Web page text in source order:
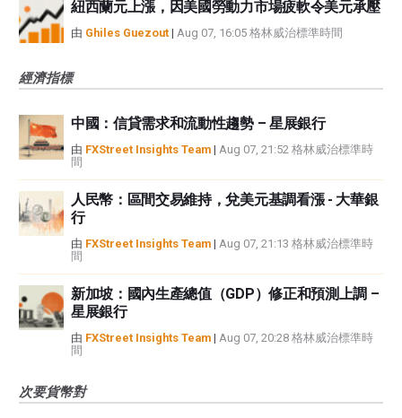
紐西蘭元上漲，因美國勞動力市場疲軟令美元承壓
由 Ghiles Guezout | Aug 07, 16:05 格林威治標準時間
經濟指標
中國：信貸需求和流動性趨勢 – 星展銀行
由 FXStreet Insights Team | Aug 07, 21:52 格林威治標準時
間
人民幣：區間交易維持，兌美元基調看漲 - 大華銀
行
由 FXStreet Insights Team | Aug 07, 21:13 格林威治標準時
間
新加坡：國內生產總值（GDP）修正和預測上調 –
星展銀行
由 FXStreet Insights Team | Aug 07, 20:28 格林威治標準時
間
次要貨幣對